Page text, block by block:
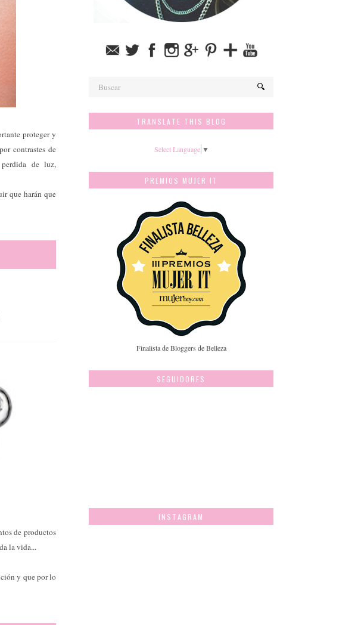
proteger y
contrastes de
perdida de luz,
que harán que
de productos
la vida...
y que por lo
TRANSLATE THIS BLOG
Select Language ▼
PREMIOS MUJER IT
Finalista de Bloggers de Belleza
SEGUIDORES
INSTAGRAM